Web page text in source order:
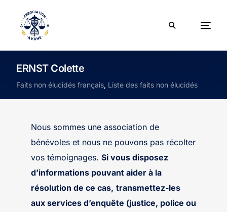
ERNST Colette
Faits non élucidés français, Liste des faits non élucidés
Nous sommes une association de
bénévoles et nous ne pouvons pas récolter
vos témoignages. Si vous disposez
d’informations pouvant aider à la
résolution de ce cas, transmettez-les
aux services d’enquête (justice, police ou